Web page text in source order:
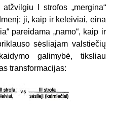
I strofos „mergina“
ji, kaip ir keleiviai, eina
pareidama „namo“, kaip ir
sėsliajam valstiečių
galimybė, tiksliau
transformacijas: